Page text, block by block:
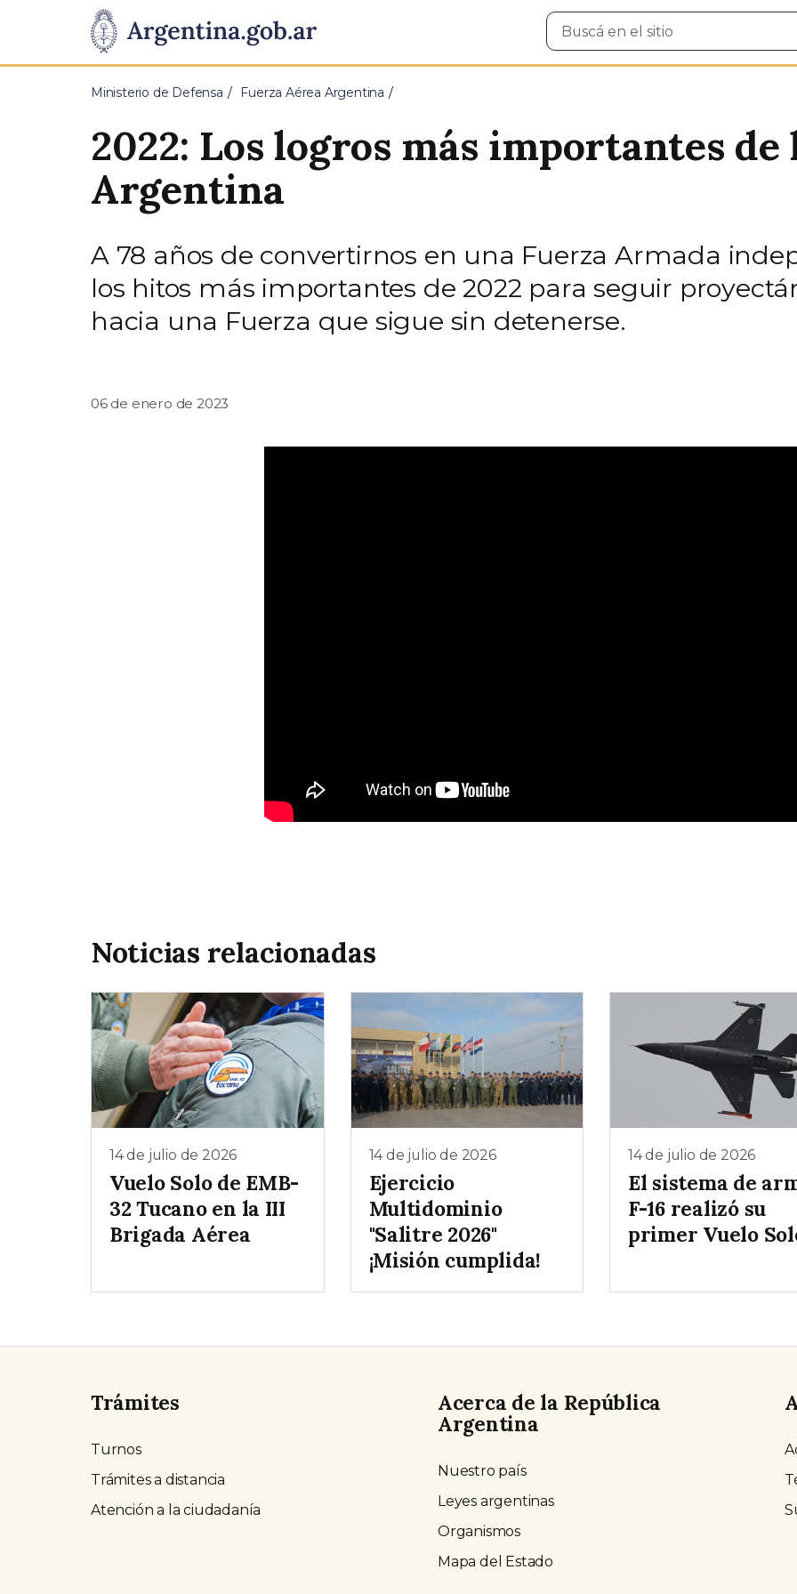
Presidencia
de
Pasar al contenido principal
Buscar
en
Ministerio de Defensa Fuerza Aérea Argentina
2022: Los logros más importantes de
Argentina
A 78 años de convertirnos en una Fuerza Armada
los hitos más importantes de 2022 para seguir
hacia una Fuerza que sigue sin detenerse.
06 de enero de 2023
Noticias relacionadas
14 de julio de 2026
Vuelo Solo de EMB-
32 Tucano en la III
Brigada Aérea
14 de julio de 2026
Ejercicio
Multidominio
"Salitre 2026"
¡Misión cumplida!
14 de julio de 2026
El sistema de
F-16 realizó su
primer Vuelo
Trámites
Turnos
Trámites a distancia
Atención a la ciudadanía
Acerca de la República
Argentina
Nuestro país
Leyes argentinas
Organismos
Mapa del Estado